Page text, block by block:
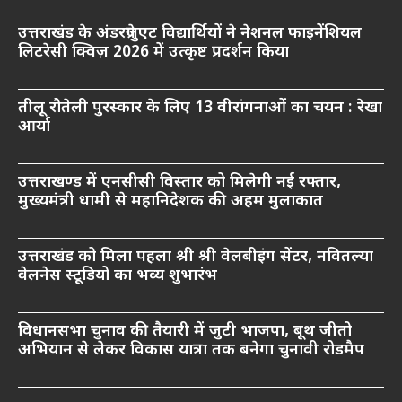
उत्तराखंड के अंडरग्रेजुएट विद्यार्थियों ने नेशनल फाइनेंशियल
लिटरेसी क्विज़ 2026 में उत्कृष्ट प्रदर्शन किया
तीलू रौतेली पुरस्कार के लिए 13 वीरांगनाओं का चयन : रेखा
आर्या
उत्तराखण्ड में एनसीसी विस्तार को मिलेगी नई रफ्तार,
मुख्यमंत्री धामी से महानिदेशक की अहम मुलाकात
उत्तराखंड को मिला पहला श्री श्री वेलबीइंग सेंटर, नवितल्या
वेलनेस स्टूडियो का भव्य शुभारंभ
विधानसभा चुनाव की तैयारी में जुटी भाजपा, बूथ जीतो
अभियान से लेकर विकास यात्रा तक बनेगा चुनावी रोडमैप